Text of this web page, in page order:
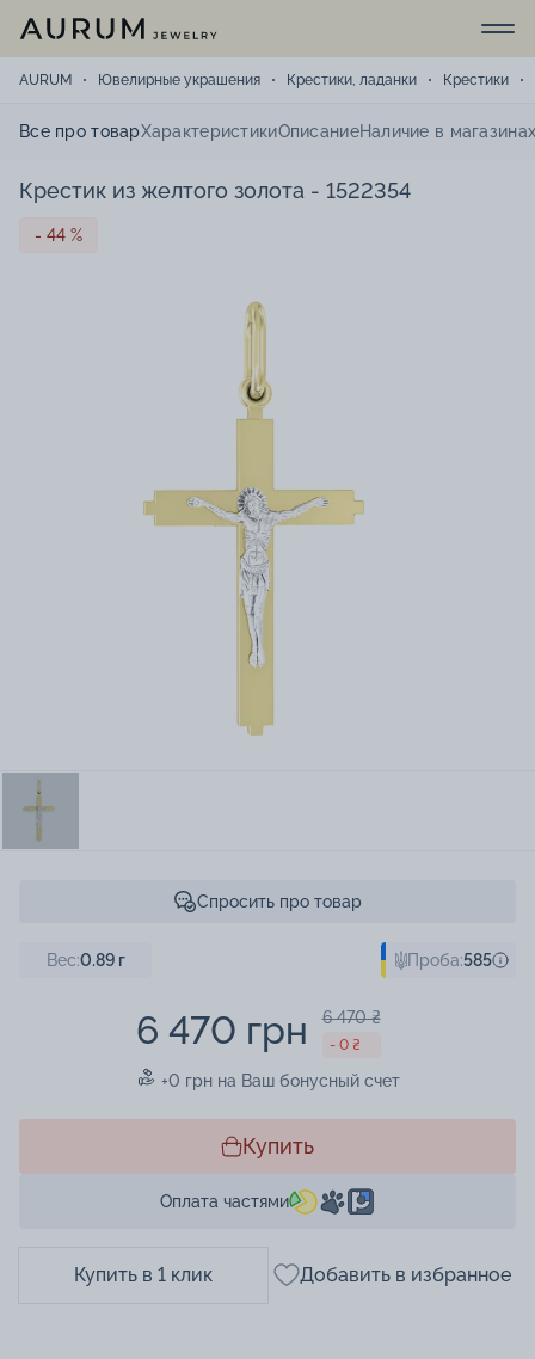
AURUM Ювелирные украшения Крестики, ладанки Крестики
Все про товарХарактеристикиОписаниеНаличие в
Крестик из желтого золота - 1522354
- 44 %
Спросить про товар
Вес:0.89г Проба:585
6 470 грн 6 470 ₴
- 0 ₴
+0 грн на Ваш бонусный счет
Купить
Оплата частями
Купить в 1 клик Добавить в избранное